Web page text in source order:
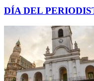
DÍA DEL